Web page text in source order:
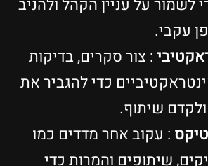
לשמור על עניין הקהל ולהניב
עקבי.
: צור סקרים, בדיקות
כדי להגביר את
שיתוף.
: עקוב אחר מדדים כמו
שיתופים והמרות כדי